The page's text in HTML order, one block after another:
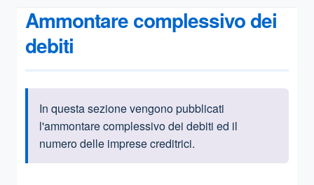
Ammontare complessivo dei
debiti
Informazioni introduttive
In questa sezione vengono pubblicati
l'ammontare complessivo dei debiti ed il
numero delle imprese creditrici.